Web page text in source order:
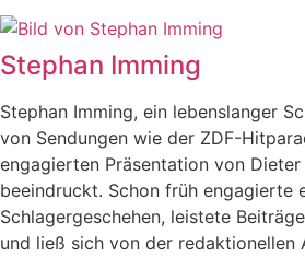
Stephan Imming
Stephan Imming, ein lebenslanger
von Sendungen wie der ZDF-
engagierten Präsentation von
beeindruckt. Schon früh engagierte
Schlagergeschehen, leistete
und ließ sich von der redaktionellen